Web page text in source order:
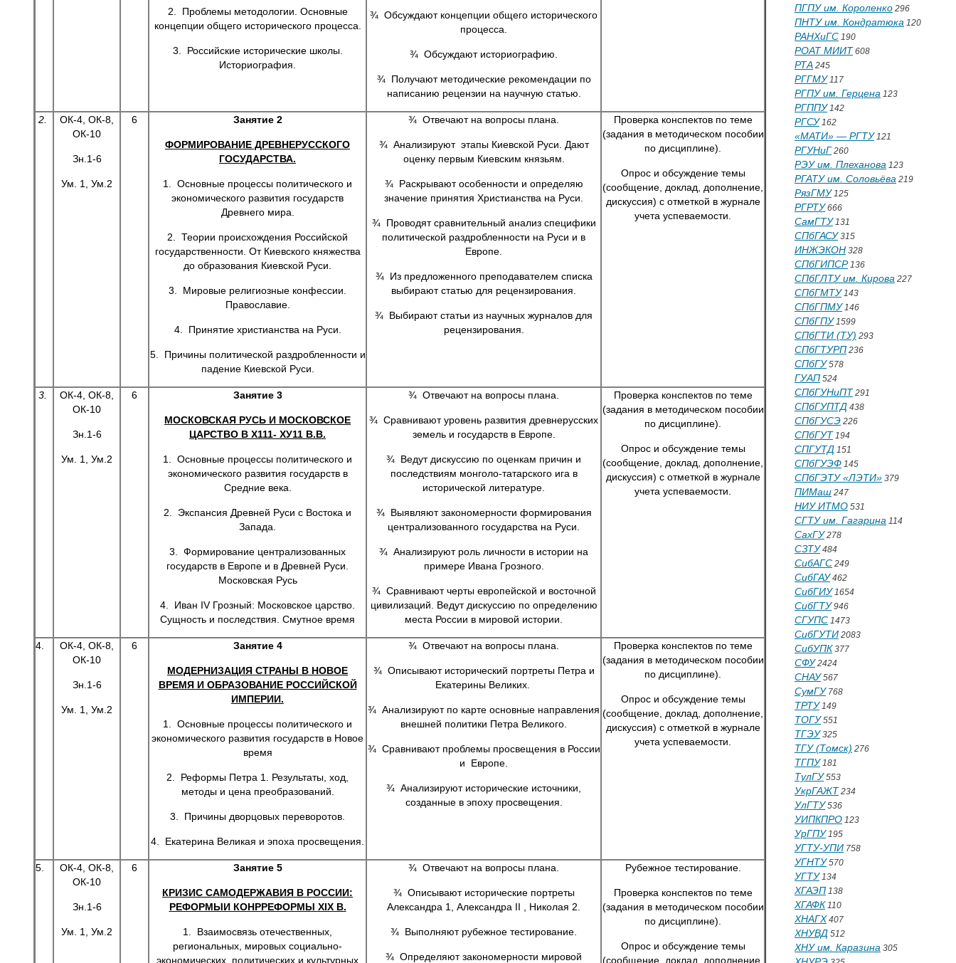
2. Проблемы методологии. Основные
концепции общего исторического процесса.
3. Российские исторические школы.
Историография.
¾ Обсуждают концепции общего исторического
процесса.
¾ Обсуждают историографию.
¾ Получают методические рекомендации по
написанию рецензии на научную статью.
2.
ОК-4, ОК-8,
ОК-10
Зн.1-6
Ум. 1, Ум.2
6 Занятие 2
ФОРМИРОВАНИЕ ДРЕВНЕРУССКОГО
ГОСУДАРСТВА.
1. Основные процессы политического и
экономического развития государств
Древнего мира.
2. Теории происхождения Российской
государственности. От Киевского княжества
до образования Киевской Руси.
3. Мировые религиозные конфессии.
Православие.
4. Принятие христианства на Руси.
5. Причины политической раздробленности и
падение Киевской Руси.
¾ Отвечают на вопросы плана.
¾ Анализируют этапы Киевской Руси. Дают
оценку первым Киевским князьям.
¾ Раскрывают особенности и определяю
значение принятия Христианства на Руси.
¾ Проводят сравнительный анализ специфики
политической раздробленности на Руси и в
Европе.
¾ Из предложенного преподавателем списка
выбирают статью для рецензирования.
¾ Выбирают статьи из научных журналов для
рецензирования.
Проверка конспектов по теме
(задания в методическом пособии
по дисциплине).
Опрос и обсуждение темы
(сообщение, доклад, дополнение,
дискуссия) с отметкой в журнале
учета успеваемости.
3.
ОК-4, ОК-8,
ОК-10
Зн.1-6
Ум. 1, Ум.2
6 Занятие 3
МОСКОВСКАЯ РУСЬ И МОСКОВСКОЕ
ЦАРСТВО В Х111- ХУ11 В.В.
1. Основные процессы политического и
экономического развития государств в
Средние века.
2. Экспансия Древней Руси с Востока и
Запада.
3. Формирование централизованных
государств в Европе и в Древней Руси.
Московская Русь
4. Иван IV Грозный: Московское царство.
Сущность и последствия. Смутное время
¾ Отвечают на вопросы плана.
¾ Сравнивают уровень развития древнерусских
земель и государств в Европе.
¾ Ведут дискуссию по оценкам причин и
последствиям монголо-татарского ига в
исторической литературе.
¾ Выявляют закономерности формирования
централизованного государства на Руси.
¾ Анализируют роль личности в истории на
примере Ивана Грозного.
¾ Сравнивают черты европейской и восточной
цивилизаций. Ведут дискуссию по определению
места России в мировой истории.
Проверка конспектов по теме
(задания в методическом пособии
по дисциплине).
Опрос и обсуждение темы
(сообщение, доклад, дополнение,
дискуссия) с отметкой в журнале
учета успеваемости.
4.
ОК-4, ОК-8,
ОК-10
Зн.1-6
Ум. 1, Ум.2
6 Занятие 4
МОДЕРНИЗАЦИЯ СТРАНЫ В НОВОЕ
ВРЕМЯ И ОБРАЗОВАНИЕ РОССИЙСКОЙ
ИМПЕРИИ.
1. Основные процессы политического и
экономического развития государств в Новое
время
2. Реформы Петра 1. Результаты, ход,
методы и цена преобразований.
3. Причины дворцовых переворотов.
4. Екатерина Великая и эпоха просвещения.
¾ Отвечают на вопросы плана.
¾ Описывают исторический портреты Петра и
Екатерины Великих.
¾ Анализируют по карте основные направления
внешней политики Петра Великого.
¾ Сравнивают проблемы просвещения в России
и Европе.
¾ Анализируют исторические источники,
созданные в эпоху просвещения.
Проверка конспектов по теме
(задания в методическом пособии
по дисциплине).
Опрос и обсуждение темы
(сообщение, доклад, дополнение,
дискуссия) с отметкой в журнале
учета успеваемости.
5.
ОК-4, ОК-8,
ОК-10
Зн.1-6
Ум. 1, Ум.2
6 Занятие 5
КРИЗИС САМОДЕРЖАВИЯ В РОССИИ:
РЕФОРМЫИ КОНРРЕФОРМЫ XIX В.
1. Взаимосвязь отечественных,
региональных, мировых социально-
экономических, политических и культурных
¾ Отвечают на вопросы плана.
¾ Описывают исторические портреты
Александра 1, Александра II , Николая 2.
¾ Выполняют рубежное тестирование.
¾ Определяют закономерности мировой
Рубежное тестирование.
Проверка конспектов по теме
(задания в методическом пособии
по дисциплине).
Опрос и обсуждение темы
(сообщение, доклад, дополнение,
ПГПУ им. Короленко 296
ПНТУ им. Кондратюка 120
РАНХиГС 190
РОАТ МИИТ 608
РТА 245
РГГМУ117
РГПУ им. Герцена 123
РГППУ142
РГСУ162
«МАТИ» — РГТУ121
РГУНиГ 260
РЭУ им. Плеханова 123
РГАТУ им. Соловьёва 219
РязГМУ125
РГРТУ666
СамГТУ131
СПбГАСУ315
ИНЖЭКОН 328
СПбГИПСР136
СПбГЛТУ им. Кирова 227
СПбГМТУ143
СПбГПМУ146
СПбГПУ1599
СПбГТИ (ТУ) 293
СПбГТУРП 236
СПбГУ578
ГУАП 524
СПбГУНиПТ 291
СПбГУПТД 438
СПбГУСЭ 226
СПбГУТ 194
СПГУТД 151
СПбГУЭФ 145
СПбГЭТУ «ЛЭТИ» 379
ПИМаш 247
НИУ ИТМО 531
СГТУ им. Гагарина 114
СахГУ278
СЗТУ484
СибАГС 249
СибГАУ462
СибГИУ1654
СибГТУ946
СГУПС 1473
СибГУТИ 2083
СибУПК 377
СФУ2424
СНАУ567
СумГУ768
ТРТУ149
ТОГУ551
ТГЭУ325
ТГУ (Томск) 276
ТГПУ181
ТулГУ553
УкрГАЖТ 234
УлГТУ536
УИПКПРО 123
УрГПУ195
УГТУ-УПИ 758
УГНТУ570
УГТУ134
ХГАЭП 138
ХГАФК 110
ХНАГХ 407
ХНУВД 512
ХНУ им. Каразина 305